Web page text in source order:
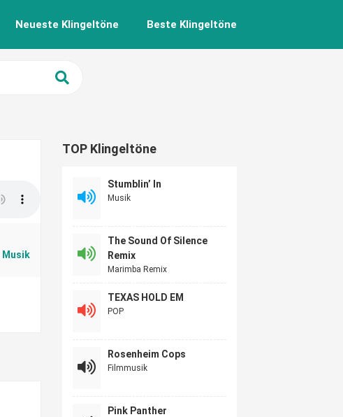
Neueste Klingeltöne Beste Klingeltöne
Musik
TOP Klingeltöne
Stumblin’ In
Musik
The Sound Of Silence
Remix
Marimba Remix
TEXAS HOLD EM
POP
Rosenheim Cops
Filmmusik
Pink Panther